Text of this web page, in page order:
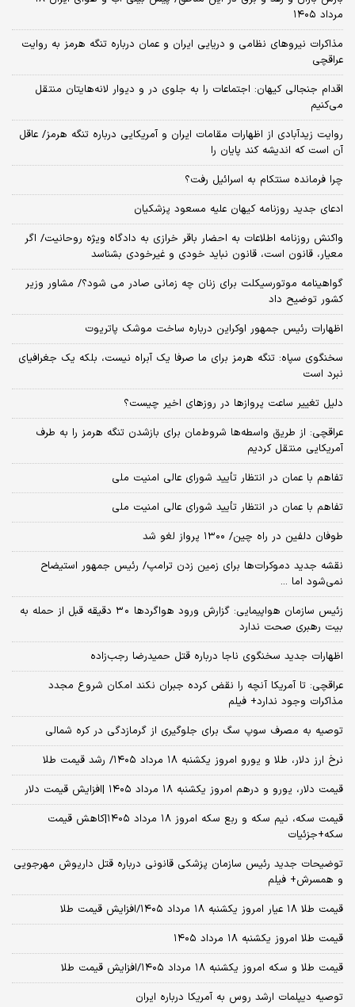
مرداد ۱۴۰۵
مذاکرات نیروهای نظامی و دریایی ایران و عمان درباره تنگه هرمز به روایت
عراقچی
اقدام جنجالی کیهان: اجتماعات را به جلوی در و دیوار لانه‌هایتان منتقل
می‌کنیم
روایت زیدآبادی از اظهارات مقامات ایران و آمریکایی درباره تنگه هرمز/ عاقل
آن است که اندیشه کند پایان را
چرا فرمانده سنتکام به اسرائیل رفت؟
ادعای جدید روزنامه کیهان علیه مسعود پزشکیان
واکنش روزنامه اطلاعات به احضار باقر خرازی به دادگاه ویژه روحانیت/ اگر
معیار، قانون است، قانون نباید خودی و غیرخودی بشناسد
گواهینامه موتورسیکلت برای زنان چه زمانی صادر می شود؟/ مشاور وزیر
کشور توضیح داد
اظهارات رئیس جمهور اوکراین درباره ساخت موشک پاتریوت
سخنگوی سپاه: تنگه هرمز برای ما صرفا یک آبراه نیست، بلکه یک جغرافیای
نبرد است
دلیل تغییر ساعت پروازها در روزهای اخیر چیست؟
عراقچی: از طریق واسطه‌ها شروط‌مان برای بازشدن تنگه هرمز را به طرف
آمریکایی منتقل کردیم
تفاهم با عمان در انتظار تأیید شورای عالی امنیت ملی
تفاهم با عمان در انتظار تأیید شورای عالی امنیت ملی
طوفان دلفین در راه چین/ ۱۳۰۰ پرواز لغو شد
نقشه جدید دموکرات‌ها برای زمین زدن ترامپ/ رئیس جمهور استیضاح
نمی‌شود اما ...
زئیس سازمان هواپیمایی: گزارش ورود هواگردها ٣٠ دقیقه قبل از حمله به
بیت رهبری صحت ندارد
اظهارات جدید سخنگوی ناجا درباره قتل حمیدرضا رجب‌زاده
عراقچی: تا آمریکا آنچه را نقض کرده جبران نکند امکان شروع مجدد
مذاکرات وجود ندارد+ فیلم
توصیه به مصرف سوپ سگ برای جلوگیری از گرمازدگی در کره شمالی
نرخ ارز دلار، طلا و یورو امروز یکشنبه ۱۸ مرداد ۱۴۰۵/ رشد قیمت طلا
قیمت دلار، یورو و درهم امروز یکشنبه ۱۸ مرداد ۱۴۰۵ |افزایش قیمت دلار
قیمت سکه، نیم سکه و ربع سکه امروز ۱۸ مرداد ۱۴۰۵|کاهش قیمت
سکه+جزئیات
توضیحات جدید رئیس سازمان پزشکی قانونی درباره قتل داریوش مهرجویی
و همسرش+ فیلم
قیمت طلا ۱۸ عیار امروز یکشنبه ۱۸ مرداد ۱۴۰۵/افزایش قیمت طلا
قیمت طلا امروز یکشنبه ۱۸ مرداد ۱۴۰۵
قیمت طلا و سکه امروز یکشنبه ۱۸ مرداد ۱۴۰۵/افزایش قیمت طلا
توصیه دیپلمات ارشد روس به آمریکا درباره ایران